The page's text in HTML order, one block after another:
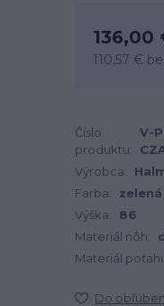
136,00
110,57 €
Číslo
produktu:
V-
Výrobca:
Farba:
zelená
Výška:
86
Materiál nôh:
Materiál
Do